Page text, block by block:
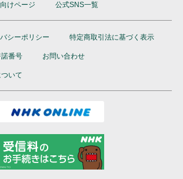
けページ 公式SNS一覧
シーポリシー 特定商取引法に基づく表示
番号 お問い合わせ
いて